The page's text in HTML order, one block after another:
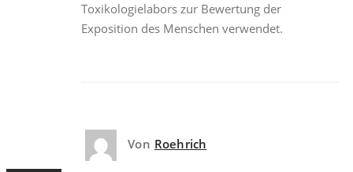
Toxikologielabors zur Bewertung der
Exposition des Menschen verwendet.
Von Roehrich